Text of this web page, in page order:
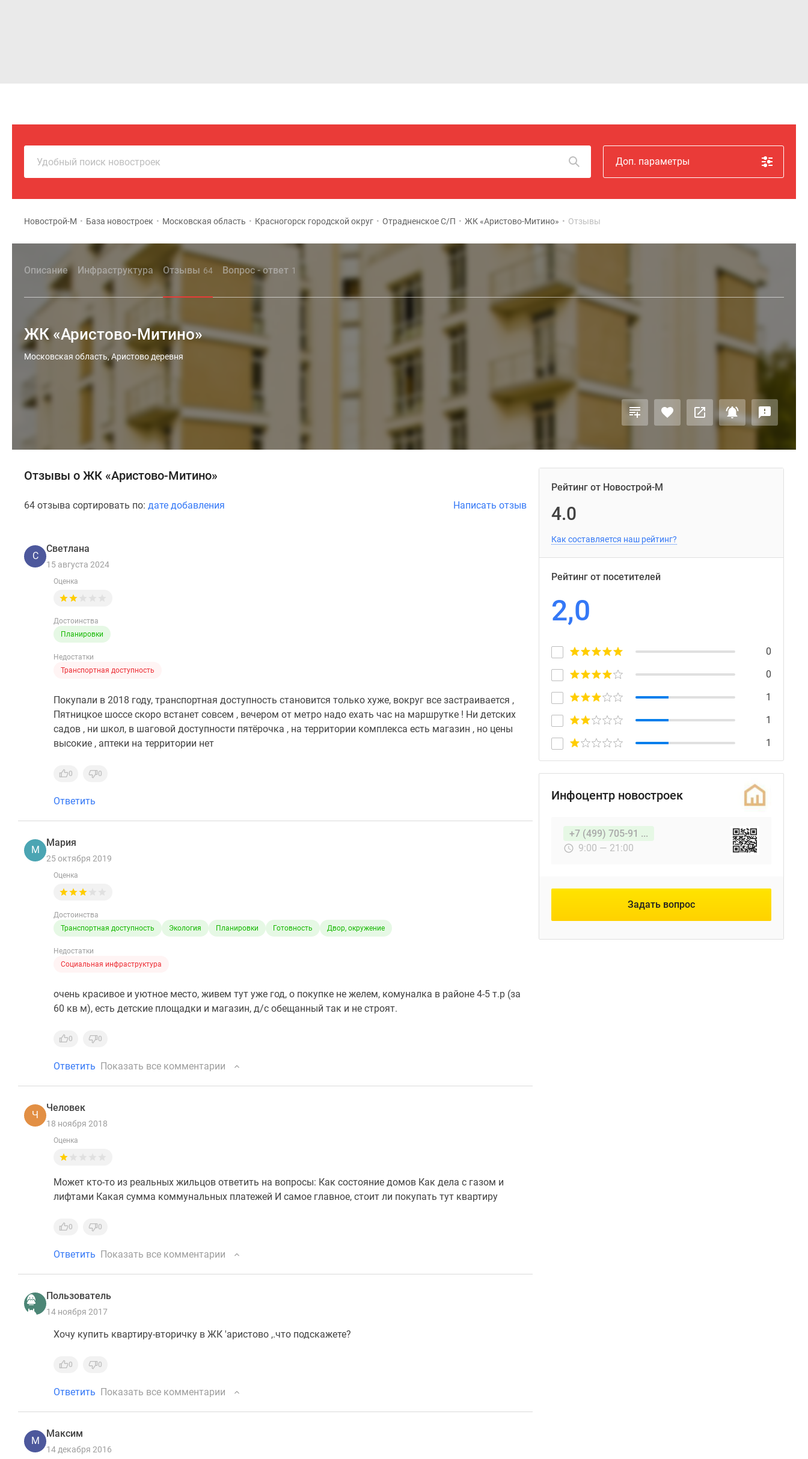
Удобный поиск новостроек Доп. параметры
Новострой-М • База новостроек • Московская область • Красногорск городской округ • Отрадненское С/П • ЖК «Аристово-Митино» • Отзывы
Описание Инфраструктура Отзывы 64 Вопрос - ответ 1
ЖК «Аристово-Митино»
Московская область, Аристово деревня
Отзывы о ЖК «Аристово-Митино»
64 отзыва сортировать по: дате добавления Написать отзыв
С
Светлана
15 августа 2024
Оценка
Достоинства
Планировки
Недостатки
Транспортная доступность
Покупали в 2018 году, транспортная доступность становится только хуже, вокруг все застраивается ,
Пятницкое шоссе скоро встанет совсем , вечером от метро надо ехать час на маршрутке ! Ни детских
садов , ни школ, в шаговой доступности пятёрочка , на территории комплекса есть магазин , но цены
высокие , аптеки на территории нет
0 0
Ответить
М
Мария
25 октября 2019
Оценка
Достоинства
Транспортная доступность
Экология Планировки Готовность Двор, окружение
Недостатки
Социальная инфраструктура
очень красивое и уютное место, живем тут уже год, о покупке не желем, комуналка в районе 4-5 т.р (за
60 кв м), есть детские площадки и магазин, д/с обещанный так и не строят.
0 0
Ответить Показать все комментарии
Ч
Человек
18 ноября 2018
Оценка
Может кто-то из реальных жильцов ответить на вопросы: Как состояние домов Как дела с газом и
лифтами Какая сумма коммунальных платежей И самое главное, стоит ли покупать тут квартиру
0 0
Ответить Показать все комментарии
Пользователь
14 ноября 2017
Хочу купить квартиру-вторичку в ЖК 'аристово ,.что подскажете?
0 0
Ответить Показать все комментарии
М
Максим
14 декабря 2016
Рейтинг от Новострой-М
4.0
Как составляется наш рейтинг?
Рейтинг от посетителей
2,0
0
0
1
1
1
Инфоцентр новостроек
+7 (499) 705-91 ...
9:00 — 21:00
Задать вопрос